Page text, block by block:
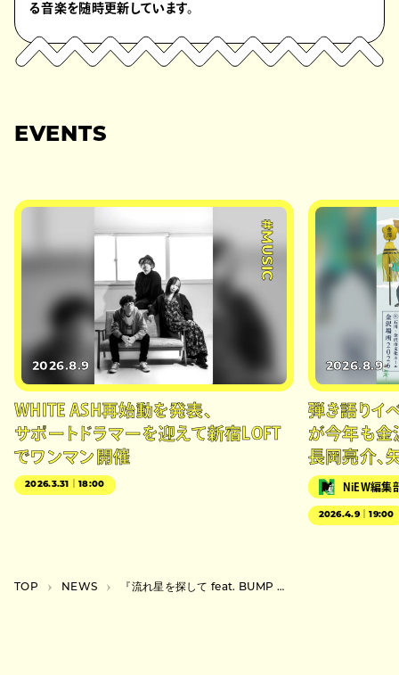
る音楽を随時更新しています。
EVENTS
#MUSIC
2026.8.9
WHITE ASH再始動を発表、
サポートドラマーを迎えて新宿LOFT
でワンマン開催
2026.3.31｜18:00
2026.8.9
弾き語りイ
が今年も金
長岡亮介、
NiEW編集
2026.4.9｜19:00
TOP NEWS 『流れ星を探して feat. BUMP OF CHICKEN』、コニカミノルタプラネタリウム5館で上映